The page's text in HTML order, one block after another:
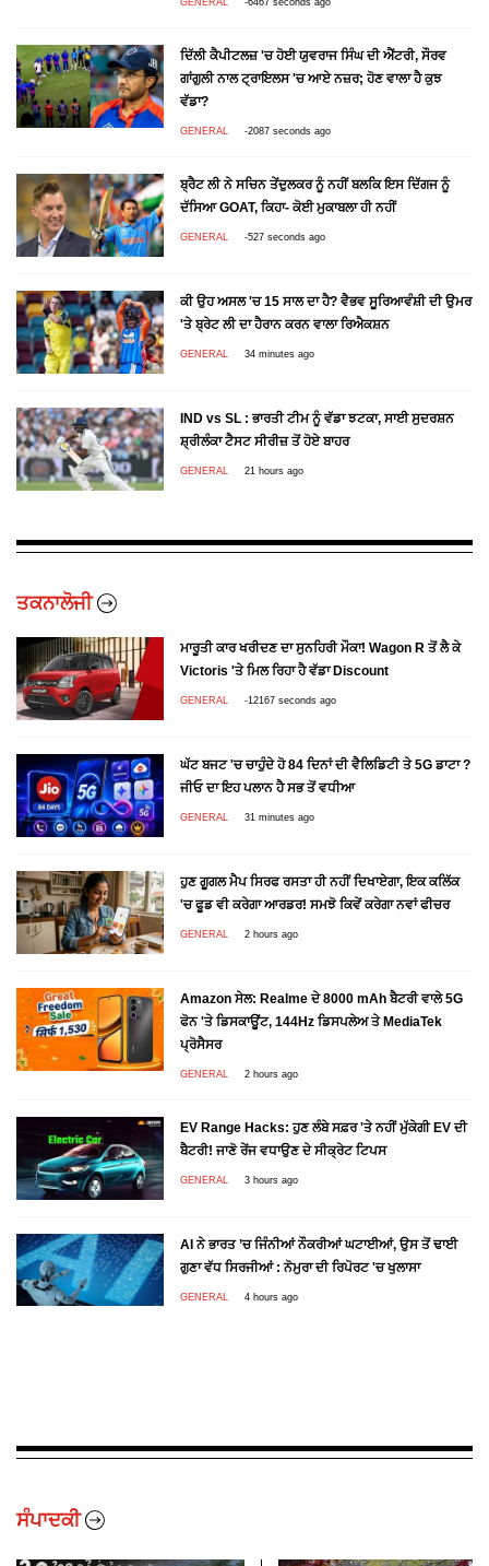
GENERAL -6467 seconds ago
ਦਿੱਲੀ ਕੈਪੀਟਲਜ਼ 'ਚ ਹੋਈ ਯੁਵਰਾਜ ਸਿੰਘ ਦੀ ਐਂਟਰੀ, ਸੌਰਵ
ਗਾਂਗੁਲੀ ਨਾਲ ਟ੍ਰਾਇਲਸ 'ਚ ਆਏ ਨਜ਼ਰ; ਹੋਣ ਵਾਲਾ ਹੈ ਕੁਝ
ਵੱਡਾ?
GENERAL -2087 seconds ago
ਬ੍ਰੈਟ ਲੀ ਨੇ ਸਚਿਨ ਤੇਂਦੁਲਕਰ ਨੂੰ ਨਹੀਂ ਬਲਕਿ ਇਸ ਦਿੱਗਜ ਨੂੰ
ਦੱਸਿਆ GOAT, ਕਿਹਾ- ਕੋਈ ਮੁਕਾਬਲਾ ਹੀ ਨਹੀਂ
GENERAL -527 seconds ago
ਕੀ ਉਹ ਅਸਲ 'ਚ 15 ਸਾਲ ਦਾ ਹੈ? ਵੈਭਵ ਸੂਰਿਆਵੰਸ਼ੀ ਦੀ ਉਮਰ
'ਤੇ ਬ੍ਰੇਟ ਲੀ ਦਾ ਹੈਰਾਨ ਕਰਨ ਵਾਲਾ ਰਿਐਕਸ਼ਨ
GENERAL 34 minutes ago
IND vs SL : ਭਾਰਤੀ ਟੀਮ ਨੂੰ ਵੱਡਾ ਝਟਕਾ, ਸਾਈ ਸੁਦਰਸ਼ਨ
ਸ਼੍ਰੀਲੰਕਾ ਟੈਸਟ ਸੀਰੀਜ਼ ਤੋਂ ਹੋਏ ਬਾਹਰ
GENERAL 21 hours ago
ਤਕਨਾਲੋਜੀ
ਮਾਰੂਤੀ ਕਾਰ ਖਰੀਦਣ ਦਾ ਸੁਨਹਿਰੀ ਮੌਕਾ! Wagon R ਤੋਂ ਲੈ ਕੇ
Victoris 'ਤੇ ਮਿਲ ਰਿਹਾ ਹੈ ਵੱਡਾ Discount
GENERAL -12167 seconds ago
ਘੱਟ ਬਜਟ 'ਚ ਚਾਹੁੰਦੇ ਹੋ 84 ਦਿਨਾਂ ਦੀ ਵੈਲਿਡਿਟੀ ਤੇ 5G ਡਾਟਾ ?
ਜੀਓ ਦਾ ਇਹ ਪਲਾਨ ਹੈ ਸਭ ਤੋਂ ਵਧੀਆ
GENERAL 31 minutes ago
ਹੁਣ ਗੂਗਲ ਮੈਪ ਸਿਰਫ ਰਸਤਾ ਹੀ ਨਹੀਂ ਦਿਖਾਏਗਾ, ਇਕ ਕਲਿੱਕ
'ਚ ਫੂਡ ਵੀ ਕਰੇਗਾ ਆਰਡਰ! ਸਮਝੋ ਕਿਵੇਂ ਕਰੇਗਾ ਨਵਾਂ ਫੀਚਰ
GENERAL 2 hours ago
Amazon ਸੇਲ: Realme ਦੇ 8000 mAh ਬੈਟਰੀ ਵਾਲੇ 5G
ਫੋਨ 'ਤੇ ਡਿਸਕਾਊਂਟ, 144Hz ਡਿਸਪਲੇਅ ਤੇ MediaTek
ਪ੍ਰੋਸੈਸਰ
GENERAL 2 hours ago
EV Range Hacks: ਹੁਣ ਲੰਬੇ ਸਫ਼ਰ 'ਤੇ ਨਹੀਂ ਮੁੱਕੇਗੀ EV ਦੀ
ਬੈਟਰੀ! ਜਾਣੋ ਰੇਂਜ ਵਧਾਉਣ ਦੇ ਸੀਕ੍ਰੇਟ ਟਿਪਸ
GENERAL 3 hours ago
AI ਨੇ ਭਾਰਤ ’ਚ ਜਿੰਨੀਆਂ ਨੌਕਰੀਆਂ ਘਟਾਈਆਂ, ਉਸ ਤੋਂ ਢਾਈ
ਗੁਣਾ ਵੱਧ ਸਿਰਜੀਆਂ : ਨੋਮੁਰਾ ਦੀ ਰਿਪੋਰਟ 'ਚ ਖੁਲਾਸਾ
GENERAL 4 hours ago
ਸੰਪਾਦਕੀ